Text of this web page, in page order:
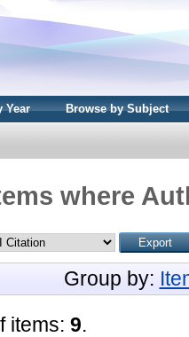
Year Browse by Subject
where
Group by:
items: 9.